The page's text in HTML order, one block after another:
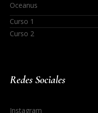
Oceanus
Curso 1
Curso 2
Redes Sociales
Instagram